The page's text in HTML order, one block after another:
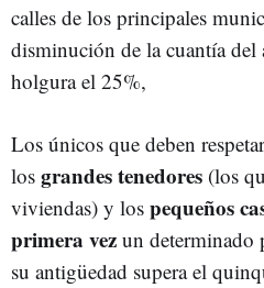
calles de los principales
disminución de la cuantía del
holgura el 25%,
Los únicos que deben
los grandes tenedores (los
viviendas) y los pequeños
primera vez un determinado
su antigüedad supera el